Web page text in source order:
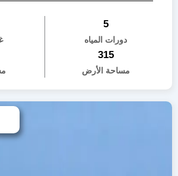
5
دورات المياه
315
مساحة الأرض